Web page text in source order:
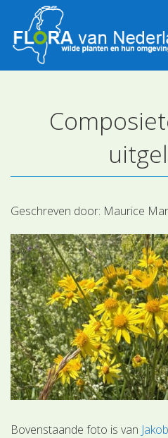
Plantensoorten
Plantengemeenschappen
Determineren
Geschreven door: Maurice
Bovenstaande foto is van